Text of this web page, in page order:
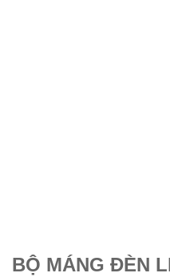
BỘ MÁNG ĐÈN